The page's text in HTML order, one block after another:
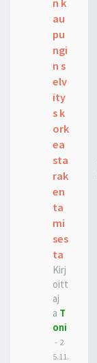
n k
au
pu
ngi
n s
elv
ity
s k
ork
ea
sta
rak
en
ta
mi
ses
ta
Kirj
oitt
aj
a T
oni
- 2
5.11.